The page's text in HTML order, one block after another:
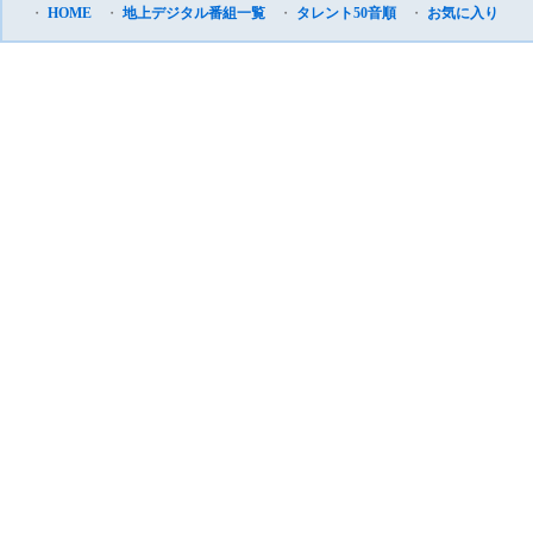
・ HOME ・ 地上デジタル番組一覧 ・ タレント50音順 ・ お気に入り